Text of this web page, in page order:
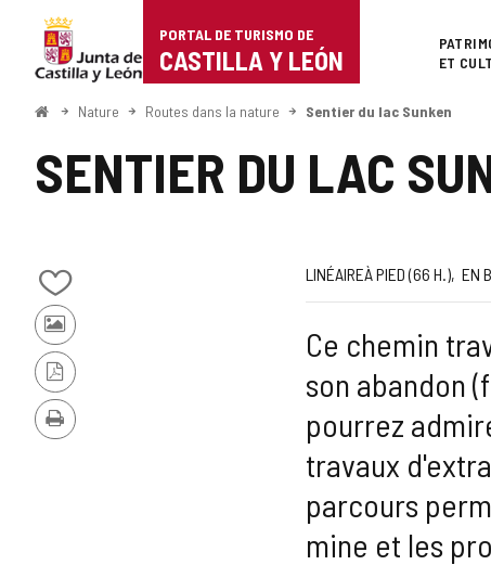
Portal
de
Turismo
Castilla
León
PORTAL DE TURISMO DE
CASTILLA Y LEÓN
ET
<
Nature Routes dans la nature Sentier du lac Sunken
SENTIER DU LAC
Ajouter/retirer
le
contenu
de
cahiers
Photos
d'autres
touristes
Version
PDF
Imprimer
Trajet
LINÉAIRE
FaçonÀ PIED (66 H.) EN
Longueur
Dénivellation
Difficulté
la
route
Itinéraire
Web
Ce chemin
son abandon
pourrez
travaux
parcours
mine et les